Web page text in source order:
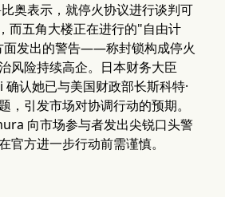
奥表示，就停火协议进行谈判可
而五角大楼正在进行的"自由计
面发出的警告——称封锁构成停火
险持续高企。日本财务大臣
认她已与美国财政部长斯科特·
，引发市场对协调行动的预期。
向市场参与者发出尖锐口头警
官方进一步行动前需谨慎。